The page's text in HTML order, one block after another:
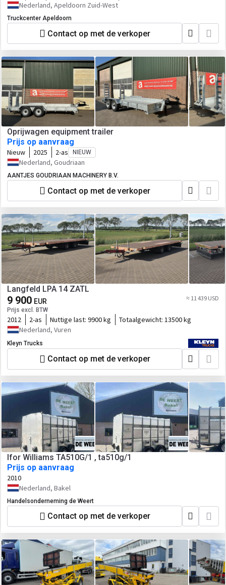
Nederland, Apeldoorn Zuid-West
Truckcenter Apeldoorn
Contact op met de verkoper
Oprijwagen equipment trailer
Prijs op aanvraag
Nieuw 2025 2-as NIEUW
Nederland, Goudriaan
AANTJES GOUDRIAAN MACHINERY B.V.
Contact op met de verkoper
Langfeld LPA 14 ZATL
9 900 EUR
Prijs excl. BTW
≈ 11 439 USD
2012 2-as Nuttige last: 9900 kg Totaalgewicht: 13500 kg
Nederland, Vuren
Kleyn Trucks
Contact op met de verkoper
Ifor Williams TA510G/1 , ta510g/1
Prijs op aanvraag
2010
Nederland, Bakel
Handelsonderneming de Weert
Contact op met de verkoper